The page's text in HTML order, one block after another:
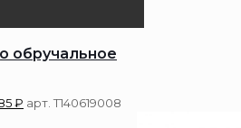
обручальное
₽ арт. Т140619008